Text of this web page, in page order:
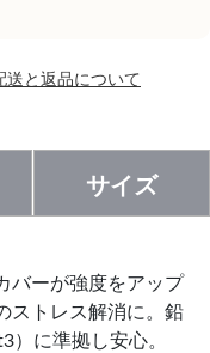
送と返品について
サイズ
バーが強度をアップ
ストレス解消に。鉛
）に準拠し安心。